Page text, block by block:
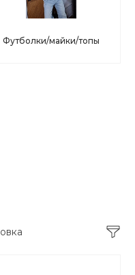
Футболки/майки/топы